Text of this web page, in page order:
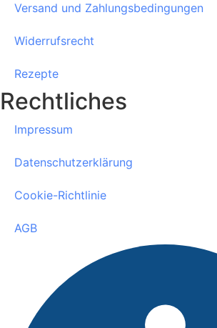
Versand und Zahlungsbedingungen
Widerrufsrecht
Rezepte
Rechtliches
Impressum
Datenschutzerklärung
Cookie-Richtlinie
AGB